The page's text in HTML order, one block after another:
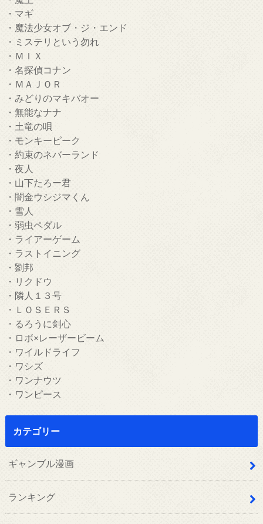
・マギ
・魔法少女オブ・ジ・エンド
・ミステリという勿れ
・ＭＩＸ
・名探偵コナン
・ＭＡＪＯＲ
・みどりのマキバオー
・無能なナナ
・土竜の唄
・モンキーピーク
・約束のネバーランド
・夜人
・山下たろー君
・闇金ウシジマくん
・雪人
・弱虫ペダル
・ライアーゲーム
・ラストイニング
・劉邦
・リクドウ
・隣人１３号
・ＬＯＳＥＲＳ
・るろうに剣心
・ロボ×レーザービーム
・ワイルドライフ
・ワシズ
・ワンナウツ
・ワンピース
カテゴリー
ギャンブル漫画
ランキング